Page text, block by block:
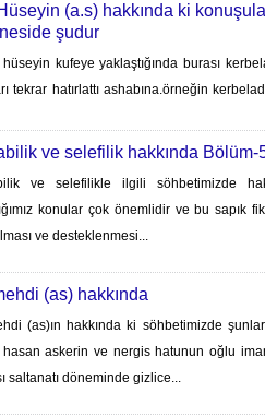
(a.s) hakkında ki
şudur
hüseyin kufeye yaklaştığında burası
tekrar hatırlattı ashabına.örneğin
ve selefilik hakkında Bölüm-
ve selefilikle ilgili söhbetimizde
konular çok önemlidir ve bu sapık
ve desteklenmesi...
(as) hakkında
(as)ın hakkında ki söhbetimizde
askerin ve nergis hatunun oğlu
saltanatı döneminde gizlice...